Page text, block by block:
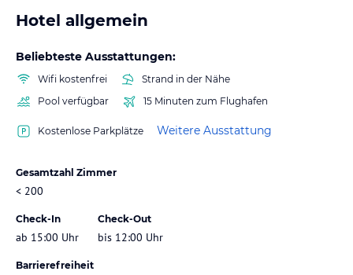
Hotel allgemein
Beliebteste Ausstattungen:
Wifi kostenfrei
Strand in der Nähe
Pool verfügbar
15 Minuten zum Flughafen
Kostenlose Parkplätze Weitere Ausstattung
Gesamtzahl Zimmer
< 200
Check-In
ab 15:00 Uhr
Check-Out
bis 12:00 Uhr
Barrierefreiheit